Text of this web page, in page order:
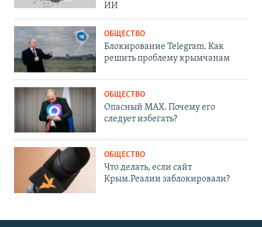
ИИ
ОБЩЕСТВО
Блокирование Telegram. Как
решить проблему крымчанам
ОБЩЕСТВО
Опасный MAX. Почему его
следует избегать?
ОБЩЕСТВО
Что делать, если сайт
Крым.Реалии заблокировали?